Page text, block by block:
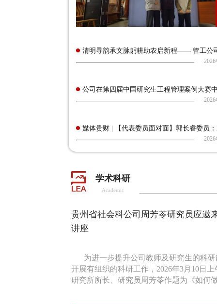
清明寻韵承文脉躬耕助农启新程—— 管工公
公司在第四届中国研究生工程管理案例大赛
媒体贵财 | 【代表委员面对面】郭长睿委员
学术科研
Academic
贵州省社会科公司周芳苓研究员应邀
讲座
为进一步提升公司教师及研究生的科
开展有组织的科研工作，2026年3月10日
研究所所长、研究员周芳苓作题为《如何